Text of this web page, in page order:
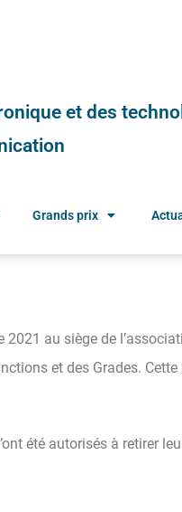
et des
Grands prix
au siège de
et des Grades.
été autorisés à retirer